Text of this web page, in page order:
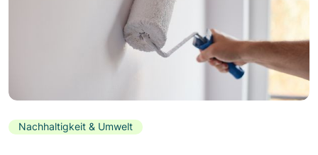
Nachhaltigkeit & Umwelt